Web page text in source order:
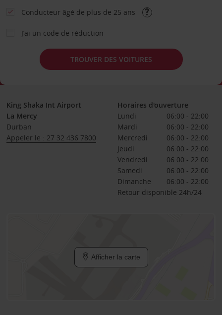
Conducteur âgé de plus de 25 ans
J’ai un code de réduction
TROUVER DES VOITURES
King Shaka Int Airport
La Mercy
Durban
Appeler le : 27 32 436 7800
Horaires d'ouverture
Lundi
06:00 - 22:00
Mardi
06:00 - 22:00
Mercredi
06:00 - 22:00
Jeudi
06:00 - 22:00
Vendredi
06:00 - 22:00
Samedi
06:00 - 22:00
Dimanche
06:00 - 22:00
Retour disponible 24h/24
Afficher la carte